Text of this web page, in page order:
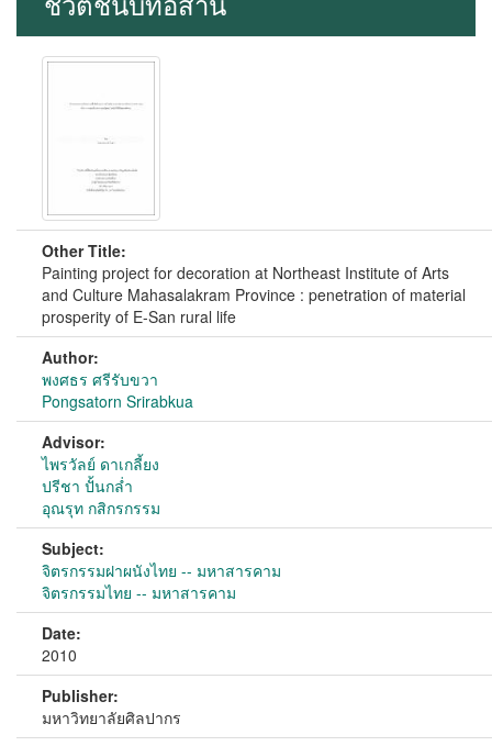
Other Title:
Painting project for decoration at Northeast Institute of Arts
and Culture Mahasalakram Province : penetration of material
prosperity of E-San rural life
Author:
พงศธร ศรีรับขวา
Pongsatorn Srirabkua
Advisor:
ไพรวัลย์ ดาเกลี้ยง
ปรีชา ปั้นกล่ำ
อุณรุท กสิกรกรรม
Subject:
จิตรกรรมฝาผนังไทย -- มหาสารคาม
จิตรกรรมไทย -- มหาสารคาม
Date:
2010
Publisher:
มหาวิทยาลัยศิลปากร